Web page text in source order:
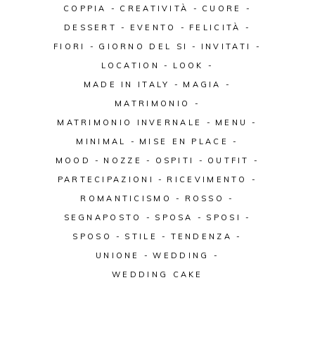
COPPIA
CREATIVITÀ
CUORE
DESSERT
EVENTO
FELICITÀ
FIORI
GIORNO DEL SI
INVITATI
LOCATION
LOOK
MADE IN ITALY
MAGIA
MATRIMONIO
MATRIMONIO INVERNALE
MENU
MINIMAL
MISE EN PLACE
MOOD
NOZZE OSPITI
OUTFIT
PARTECIPAZIONI
RICEVIMENTO
ROMANTICISMO
ROSSO
SEGNAPOSTO
SPOSA
SPOSI
SPOSO
STILE
TENDENZA
UNIONE
WEDDING
WEDDING CAKE